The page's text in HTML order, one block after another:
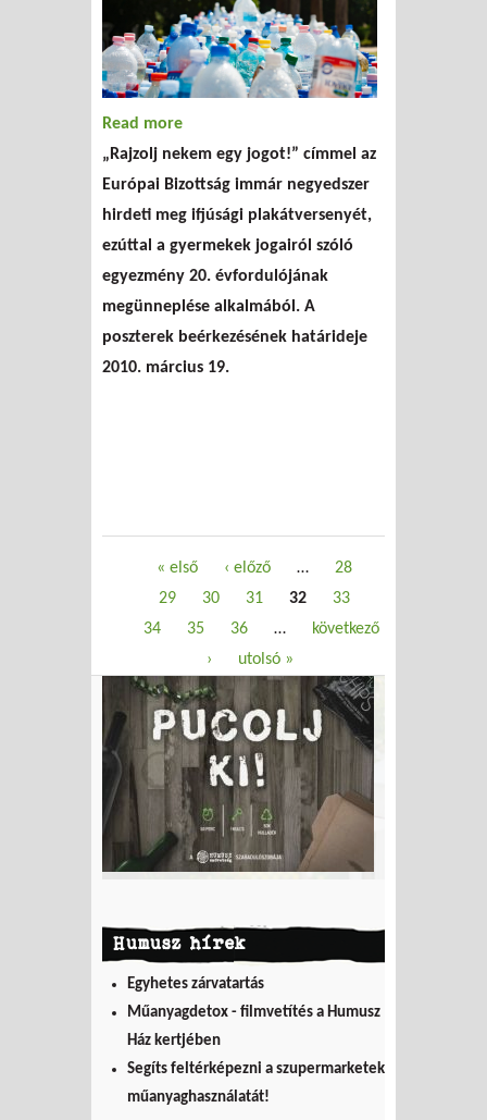
Read more
rajzverseny
„Rajzolj nekem egy jogot!” címmel az
Európai Bizottság immár negyedszer
hirdeti meg ifjúsági plakátversenyét,
ezúttal a gyermekek jogairól szóló
egyezmény 20. évfordulójának
megünneplése alkalmából. A
poszterek beérkezésének határideje
2010. március 19.
Oldalak« első ‹ előző …
28
29
30 31 32
33
34
35 36 …
következő
›
utolsó »
Humusz hírek
Egyhetes zárvatartás
Műanyagdetox - filmvetítés a Humusz
Ház kertjében
Segíts feltérképezni a szupermarketek
műanyaghasználatát!